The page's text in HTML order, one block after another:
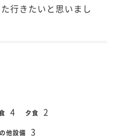
行きたいと思いまし
4 夕食 2
他設備 3